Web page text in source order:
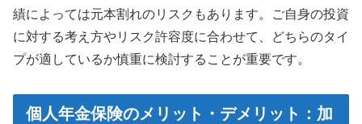
績によっては元本割れのリスクもあります。ご自身の投資
に対する考え方やリスク許容度に合わせて、どちらのタイ
プが適しているか慎重に検討することが重要です。
個人年金保険のメリット・デメリット：加